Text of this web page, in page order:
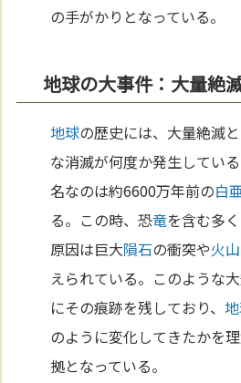
の手がかりとなっている。
地球の大事件：大量絶
地球の歴史には、大量絶滅
な消滅が何度か発生してい
名なのは約6600万年前の白
る。この時、恐竜を含む多
原因は巨大隕石の衝突や火山
えられている。このような
にその痕跡を残しており、
のように変化してきたかを
拠となっている。